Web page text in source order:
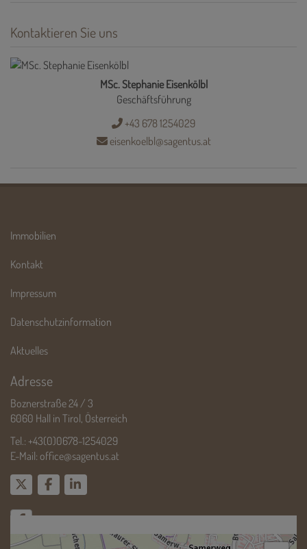
Kontaktieren Sie uns
MSc. Stephanie Eisenkölbl
Geschäftsführung
+43 678 1254029
eisenkoelbl@sagentus.at
Immobilien
Kontakt
Impressum
Datenschutzinformation
Aktuelles
Adresse
Boznerstraße 24 / 3
6060 Hall in Tirol, Österreich
Tel.: +43(0)0678-1254029
E-Mail: office@sagentus.at